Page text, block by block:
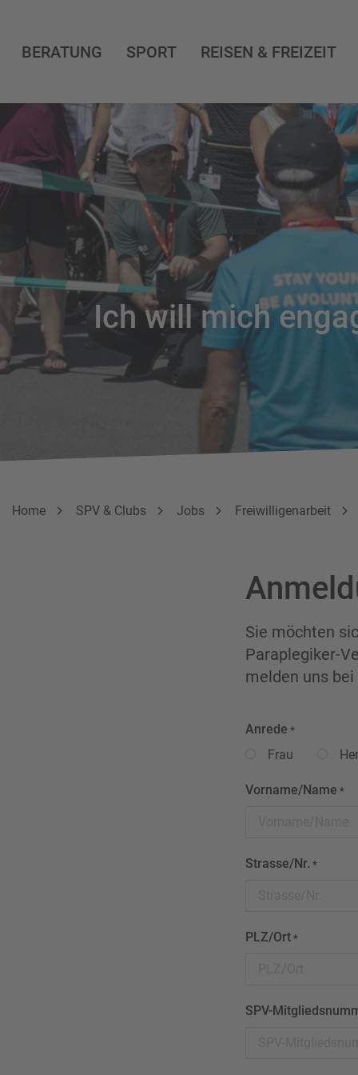
BERATUNG SPORT REISEN & FREIZEIT
Ich will mich
Breadcrumbnavigation
Sie befinden sich hier:
Home SPV & Clubs Jobs Freiwilligenarbeit
Sie möchten
Paraplegiker-
melden uns
Anrede *
Frau
Vorname/Name *
Strasse/Nr. *
PLZ/Ort *
SPV-